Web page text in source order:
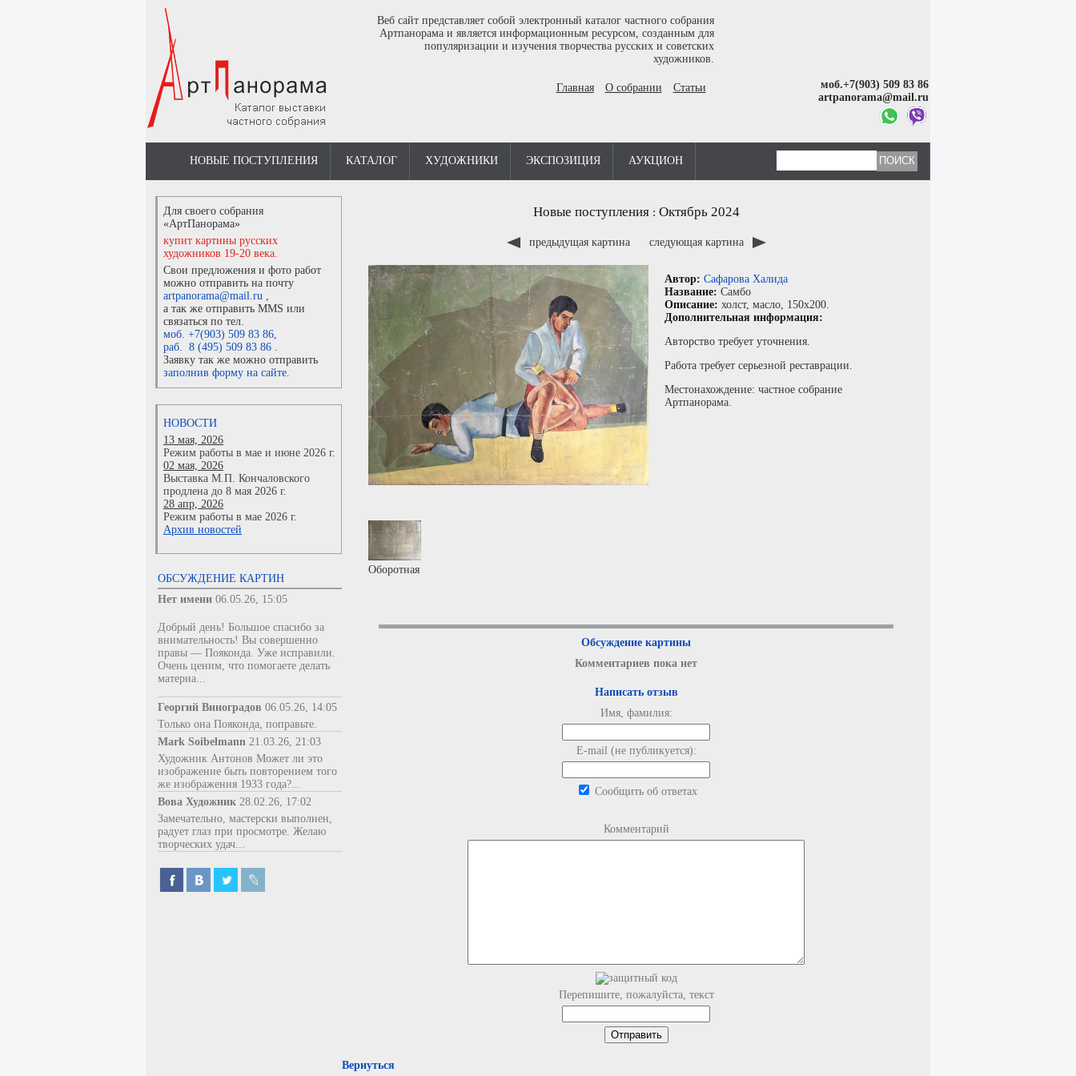
Веб сайт представляет собой электронный каталог частного собрания
Артпанорама и является информационным ресурсом, созданным для
популяризации и изучения творчества русских и советских
художников.
Главная О собрании Статьи
моб.+7(903) 509 83 86
artpanorama@mail.ru
НОВЫЕ ПОСТУПЛЕНИЯ КАТАЛОГ ХУДОЖНИКИ ЭКСПОЗИЦИЯ АУКЦИОН
Для своего собрания
«АртПанорама»
купит картины русских
художников 19-20 века.
Свои предложения и фото работ
можно отправить на почту
artpanorama@mail.ru ,
а так же отправить MMS или
связаться по тел.
моб. +7(903) 509 83 86,
раб. 8 (495) 509 83 86 .
Заявку так же можно отправить
заполнив форму на сайте.
НОВОСТИ
13 мая, 2026
Режим работы в мае и июне 2026 г.
02 мая, 2026
Выставка М.П. Кончаловского
продлена до 8 мая 2026 г.
28 апр, 2026
Режим работы в мае 2026 г.
Архив новостей
ОБСУЖДЕНИЕ КАРТИН
Нет имени 06.05.26, 15:05
Добрый день! Большое спасибо за
внимательность! Вы совершенно
правы — Пояконда. Уже исправили.
Очень ценим, что помогаете делать
материа...
Георгий Виноградов 06.05.26, 14:05
Только она Пояконда, поправьте.
Mark Soibelmann 21.03.26, 21:03
Художник Антонов Может ли это
изображение быть повторением того
же изображения 1933 года?...
Вова Художник 28.02.26, 17:02
Замечательно, мастерски выполнен,
радует глаз при просмотре. Желаю
творческих удач...
Новые поступления: Октябрь 2024
предыдущая картина следующая картина
Автор: Сафарова Халида
Название: Самбо
Описание: холст, масло, 150x200.
Дополнительная информация:
Авторство требует уточнения.
Работа требует серьезной реставрации.
Местонахождение: частное собрание
Артпанорама.
Оборотная
Обсуждение картины
Комментариев пока нет
Написать отзыв
Имя, фамилия:
E-mail (не публикуется):
Сообщить об ответах
Комментарий
Перепишите, пожалуйста, текст
Вернуться